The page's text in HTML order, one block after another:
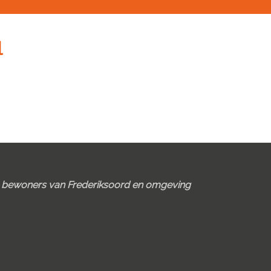
van Frederiksoord en omgeving